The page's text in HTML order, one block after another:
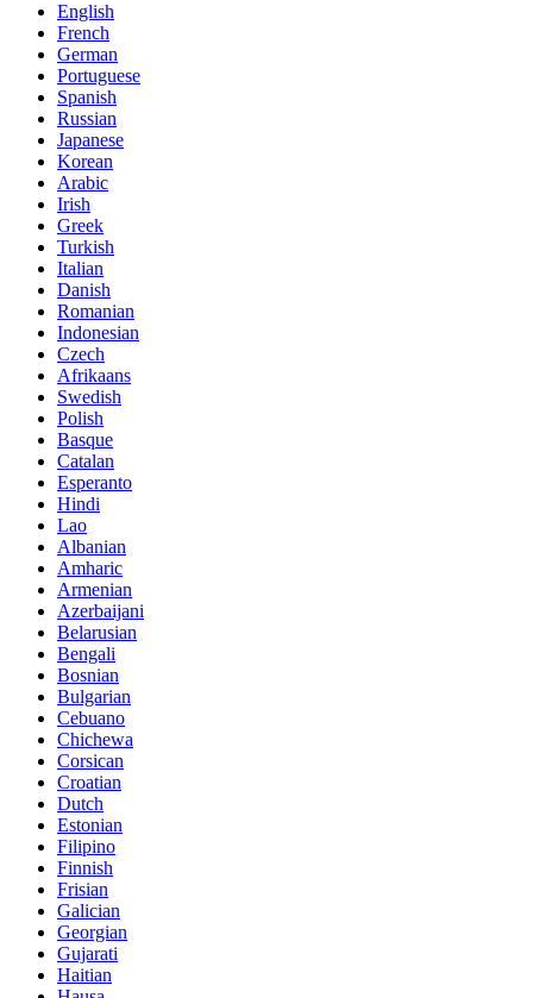
English
French
German
Portuguese
Spanish
Russian
Japanese
Korean
Arabic
Irish
Greek
Turkish
Italian
Danish
Romanian
Indonesian
Czech
Afrikaans
Swedish
Polish
Basque
Catalan
Esperanto
Hindi
Lao
Albanian
Amharic
Armenian
Azerbaijani
Belarusian
Bengali
Bosnian
Bulgarian
Cebuano
Chichewa
Corsican
Croatian
Dutch
Estonian
Filipino
Finnish
Frisian
Galician
Georgian
Gujarati
Haitian